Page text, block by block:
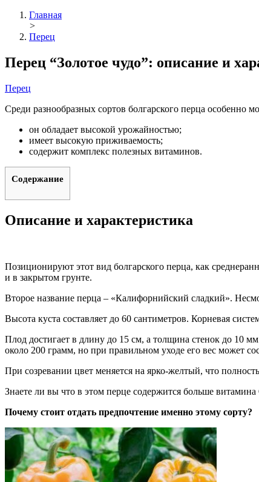
Главная
>
Перец
Перец “Золотое чудо”: описание и
Перец
Среди разнообразных сортов болгарского перца особенно
он обладает высокой урожайностью;
имеет высокую приживаемость;
содержит комплекс полезных витаминов.
Содержание
Описание и характеристика
Позиционируют этот вид болгарского перца, как
и в закрытом грунте.
Второе название перца – «Калифорнийский сладкий».
Высота куста составляет до 60 сантиметров. Корневая
Плод достигает в длину до 15 см, а толщина стенок до 10
около 200 грамм, но при правильном уходе его вес может
При созревании цвет меняется на ярко-желтый, что
Знаете ли вы что в этом перце содержится больше
Почему стоит отдать предпочтение именно этому сорту?